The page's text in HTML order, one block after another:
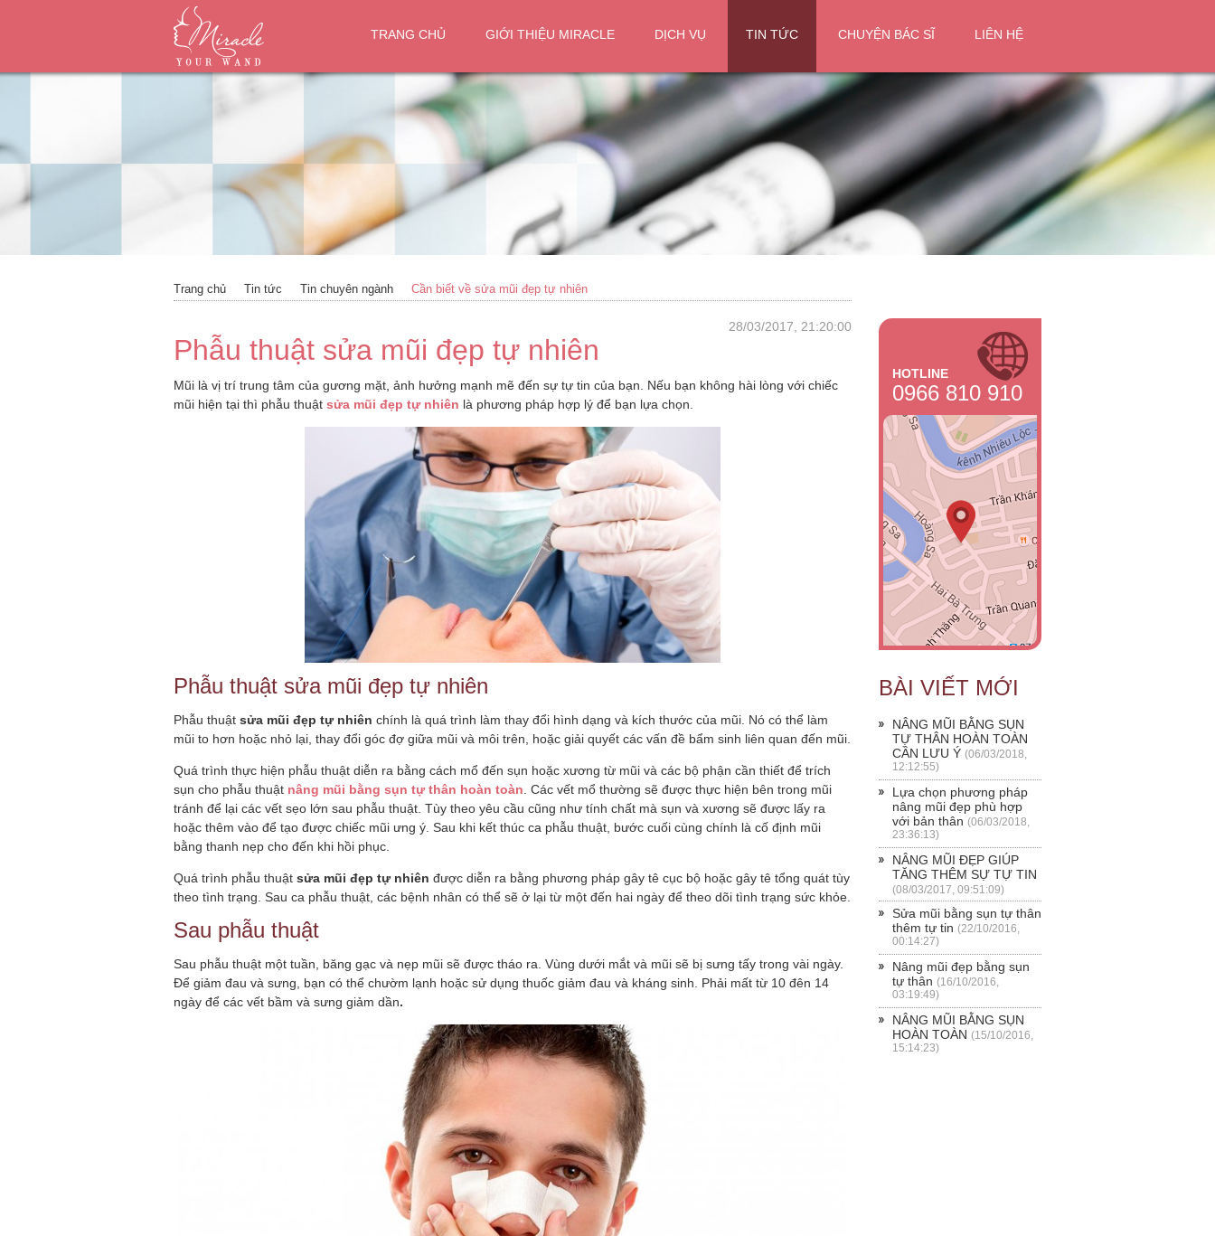
TRANG CHỦ GIỚI THIỆU MIRACLE DỊCH VỤ TIN TỨC CHUYỆN BÁC SĨ LIÊN HỆ
Trang chủ Tin tức Tin chuyên ngành Cần biết về sửa mũi đẹp tự nhiên
28/03/2017, 21:20:00
Phẫu thuật sửa mũi đẹp tự nhiên
Mũi là vị trí trung tâm của gương mặt, ảnh hưởng mạnh mẽ đến sự tự tin của bạn. Nếu bạn không hài lòng với chiếc
mũi hiện tại thì phẫu thuật sửa mũi đẹp tự nhiên là phương pháp hợp lý để bạn lựa chọn.
Phẫu thuật sửa mũi đẹp tự nhiên
Phẫu thuật sửa mũi đẹp tự nhiên chính là quá trình làm thay đổi hình dạng và kích thước của mũi. Nó có thể làm
mũi to hơn hoặc nhỏ lại, thay đổi góc đợ giữa mũi và môi trên, hoặc giải quyết các vấn đề bẩm sinh liên quan đến mũi.
Quá trình thực hiện phẫu thuật diễn ra bằng cách mổ đến sụn hoặc xương từ mũi và các bộ phận cần thiết để trích
sụn cho phẫu thuật nâng mũi bằng sụn tự thân hoàn toàn . Các vết mổ thường sẽ được thực hiện bên trong mũi
tránh để lại các vết sẹo lớn sau phẫu thuật. Tùy theo yêu cầu cũng như tính chất mà sụn và xương sẽ được lấy ra
hoặc thêm vào để tạo được chiếc mũi ưng ý. Sau khi kết thúc ca phẫu thuật, bước cuối cùng chính là cố định mũi
bằng thanh nẹp cho đến khi hồi phục.
Quá trình phẫu thuật sửa mũi đẹp tự nhiên được diễn ra bằng phương pháp gây tê cục bộ hoặc gây tê tổng quát tùy
theo tình trạng. Sau ca phẫu thuật, các bệnh nhân có thể sẽ ở lại từ một đến hai ngày để theo dõi tình trạng sức khỏe.
Sau phẫu thuật
Sau phẫu thuật một tuần, băng gạc và nẹp mũi sẽ được tháo ra. Vùng dưới mắt và mũi sẽ bị sưng tấy trong vài ngày.
Để giảm đau và sưng, bạn có thể chườm lạnh hoặc sử dụng thuốc giảm đau và kháng sinh. Phải mất từ 10 đên 14
ngày để các vết bầm và sưng giảm dần.
HOTLINE
0966 810 910
BÀI VIẾT MỚI
NÂNG MŨI BẰNG SỤN
TỰ THÂN HOÀN TOÀN
CẦN LƯU Ý (06/03/2018,
12:12:55)
Lựa chọn phương pháp
nâng mũi đẹp phù hợp
với bản thân (06/03/2018,
23:36:13)
NÂNG MŨI ĐẸP GIÚP
TĂNG THÊM SỰ TỰ TIN
(08/03/2017, 09:51:09)
Sửa mũi bằng sụn tự thân
thêm tự tin (22/10/2016,
00:14:27)
Nâng mũi đẹp bằng sụn
tự thân (16/10/2016,
03:19:49)
NÂNG MŨI BẰNG SỤN
HOÀN TOÀN (15/10/2016,
15:14:23)